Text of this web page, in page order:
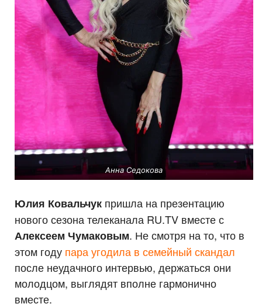
Анна Седокова
Юлия Ковальчук пришла на презентацию
нового сезона телеканала RU.TV вместе с
Алексеем Чумаковым. Не смотря на то, что в
этом году пара угодила в семейный скандал
после неудачного интервью, держаться они
молодцом, выглядят вполне гармонично
вместе.